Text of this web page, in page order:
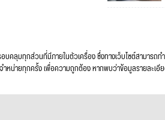
คลุมทุกส่วนที่มีภายในตัวเครื่อง ซึ่งทางเว็บไซต์สามาร
น่ายทุกครั้ง เพื่อความถูกต้อง หากพบว่าข้อมูลรายละเอี